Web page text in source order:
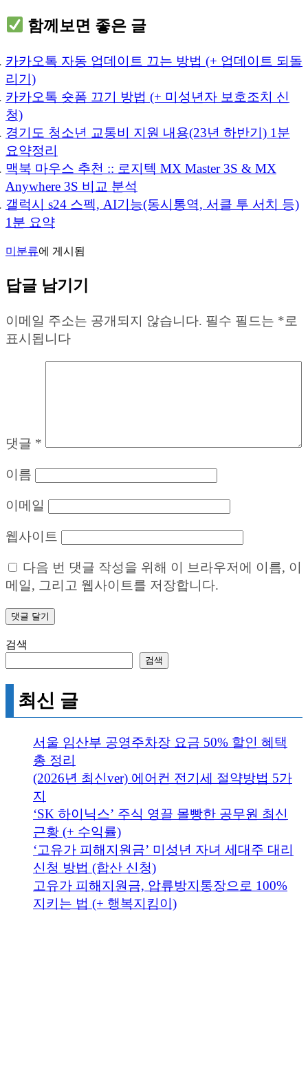
함께보면 좋은 글
카카오톡 자동 업데이트 끄는 방법 (+ 업데이트 되돌
리기)
카카오톡 숏폼 끄기 방법 (+ 미성년자 보호조치 신
청)
경기도 청소년 교통비 지원 내용(23년 하반기) 1분
요약정리
맥북 마우스 추천 :: 로지텍 MX Master 3S & MX
Anywhere 3S 비교 분석
갤럭시 s24 스펙, AI기능(동시통역, 서클 투 서치 등)
1분 요약
미분류에 게시됨
답글 남기기
이메일 주소는 공개되지 않습니다. 필수 필드는 *로
표시됩니다
댓글 *
이름
이메일
웹사이트
다음 번 댓글 작성을 위해 이 브라우저에 이름, 이
메일, 그리고 웹사이트를 저장합니다.
검색
검색
최신 글
서울 임산부 공영주차장 요금 50% 할인 혜택
총 정리
(2026년 최신ver) 에어컨 전기세 절약방법 5가
지
‘SK 하이닉스’ 주식 영끌 몰빵한 공무원 최신
근황 (+ 수익률)
‘고유가 피해지원금’ 미성년 자녀 세대주 대리
신청 방법 (합산 신청)
고유가 피해지원금, 압류방지통장으로 100%
지키는 법 (+ 행복지킴이)